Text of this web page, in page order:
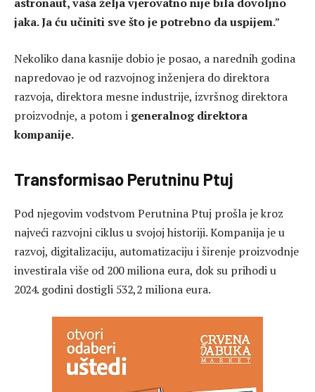
jaka. Ja ću učiniti sve što je potrebno da uspijem.”
Nekoliko dana kasnije dobio je posao, a narednih godina
napredovao je od razvojnog inženjera do direktora
razvoja, direktora mesne industrije, izvršnog direktora
proizvodnje, a potom i generalnog direktora
kompanije.
Transformisao Perutninu Ptuj
Pod njegovim vodstvom Perutnina Ptuj prošla je kroz
najveći razvojni ciklus u svojoj historiji. Kompanija je u
razvoj, digitalizaciju, automatizaciju i širenje proizvodnje
investirala više od 200 miliona eura, dok su prihodi u
2024. godini dostigli 532,2 miliona eura.